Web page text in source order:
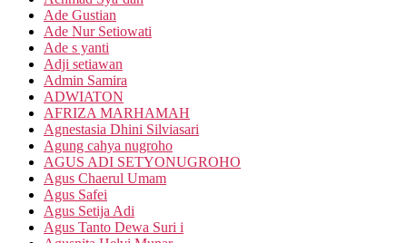
Ade Gustian
Ade Nur Setiowati
Ade s yanti
Adji setiawan
Admin Samira
ADWIATON
AFRIZA MARHAMAH
Agnestasia Dhini Silviasari
Agung cahya nugroho
AGUS ADI SETYONUGROHO
Agus Chaerul Umam
Agus Safei
Agus Setija Adi
Agus Tanto Dewa Suri i